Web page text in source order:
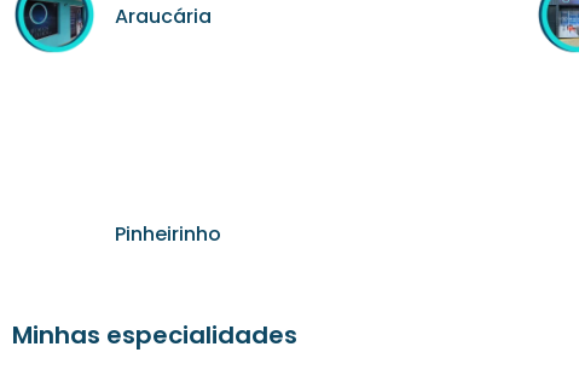
Araucária
Pinheirinho
Minhas especialidades